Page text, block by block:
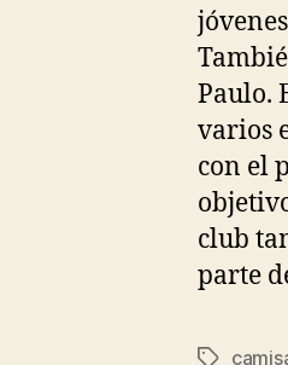
Paulo.
varios
con el
club
parte